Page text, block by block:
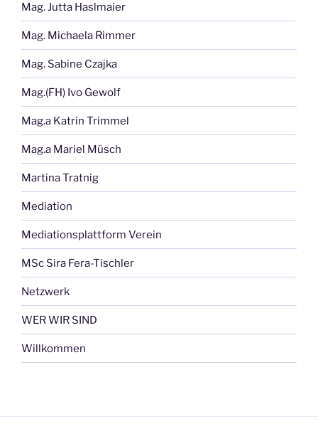
Mag. Jutta Haslmaier
Mag. Michaela Rimmer
Mag. Sabine Czajka
Mag.(FH) Ivo Gewolf
Mag.a Katrin Trimmel
Mag.a Mariel Müsch
Martina Tratnig
Mediation
Mediationsplattform Verein
MSc Sira Fera-Tischler
Netzwerk
WER WIR SIND
Willkommen